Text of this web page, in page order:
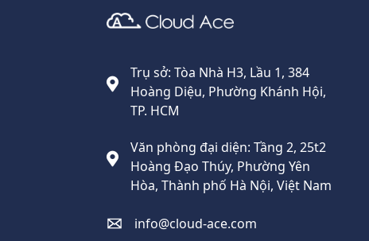
Trụ sở: Tòa Nhà H3, Lầu 1, 384
Hoàng Diệu, Phường Khánh Hội,
TP. HCM
Văn phòng đại diện: Tầng 2, 25t2
Hoàng Đạo Thúy, Phường Yên
Hòa, Thành phố Hà Nội, Việt Nam
info@cloud-ace.com